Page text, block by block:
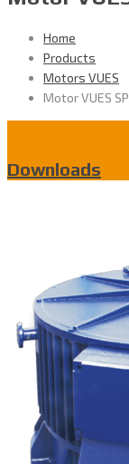
Home
Products
Motors VUES
Motor VUES
Downloads